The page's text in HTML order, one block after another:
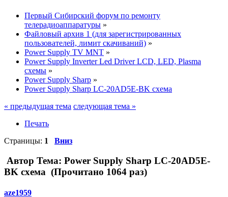
Первый Сибирский форум по ремонту
телерадиоаппаратуры »
Файловый архив 1 (для зарегистрированных
пользователей, лимит скачиваний) »
Power Supply TV MNT »
Power Supply Inverter Led Driver LCD, LED, Plasma
схемы »
Power Supply Sharp »
Power Supply Sharp LC-20AD5E-BK схема
« предыдущая тема следующая тема »
Печать
Страницы: 1 Вниз
Автор Тема: Power Supply Sharp LC-20AD5E-
BK схема (Прочитано 1064 раз)
aze1959